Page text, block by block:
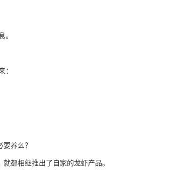
养么？
都相继推出了自家的龙虾产品。